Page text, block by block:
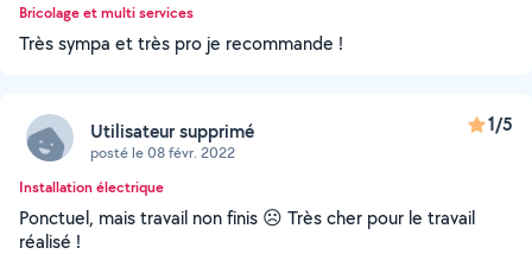
Bricolage et multi services
Très sympa et très pro je recommande !
Utilisateur supprimé
posté le 08 févr. 2022
1/5
Installation électrique
Ponctuel, mais travail non finis ☹️ Très cher pour le travail
réalisé !